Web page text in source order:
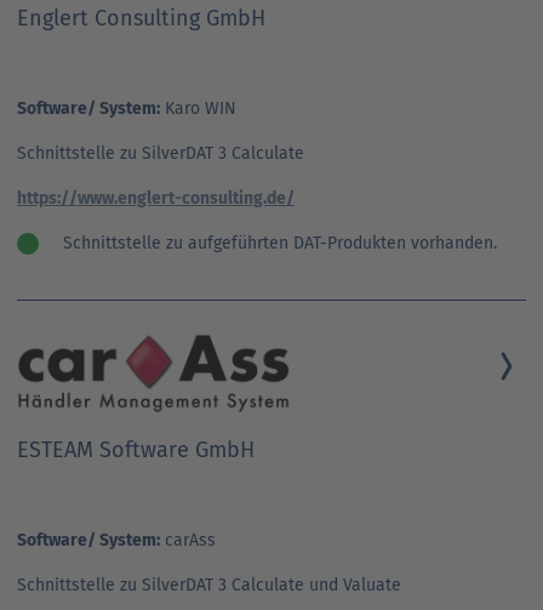
Englert Consulting GmbH
Software/ System: Karo WIN
Schnittstelle zu SilverDAT 3 Calculate
https://www.englert-consulting.de/
Schnittstelle zu aufgeführten DAT-Produkten vorhanden.
ESTEAM Software GmbH
Software/ System: carAss
Schnittstelle zu SilverDAT 3 Calculate und Valuate